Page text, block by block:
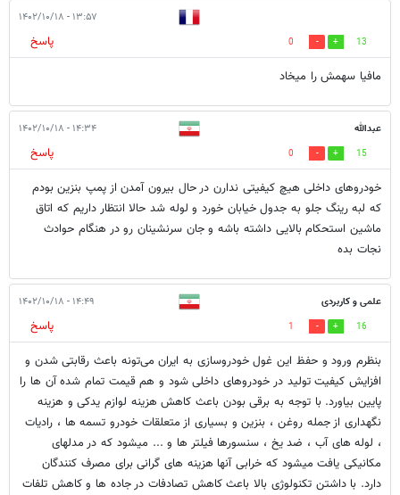
۱۳:۵۷ - ۱۴۰۲/۱۰/۱۸
13
0
پاسخ
مافیا سهمش را میخاد
عبدالله ۱۴:۳۴ - ۱۴۰۲/۱۰/۱۸
15
0
پاسخ
خودروهای داخلی هیچ کیفیتی ندارن در حال بیرون آمدن از پمپ بنزین بودم
که لبه رینگ جلو به جدول خیابان خورد و لوله شد حالا انتظار داریم که اتاق
ماشین استحکام بالایی داشته باشه و جان سرنشینان رو در هنگام حوادث
نجات بده
علمی و کاربردی ۱۴:۴۹ - ۱۴۰۲/۱۰/۱۸
16
1
پاسخ
بنظرم ورود و حفظ این غول خودروسازی به ایران می‌تونه باعث رقابتی شدن و
افزایش کیفیت تولید در خودروهای داخلی شود و هم قیمت تمام شده آن ها را
پایین بیاورد. با توجه به برقی بودن باعث کاهش هزینه لوازم یدکی و هزینه
نگهداری از جمله روغن ، بنزین و بسیاری از متعلقات خودرو تسمه ها ، رادیات
، لوله های آب ، ضد یخ ، سنسورها فیلتر ها و ... میشود که در مدلهای
مکانیکی یافت میشود که خرابی آنها هزینه های گرانی برای مصرف کنندگان
دارد. با داشتن تکنولوژی بالا باعث کاهش تصادفات در جاده ها و کاهش تلفات